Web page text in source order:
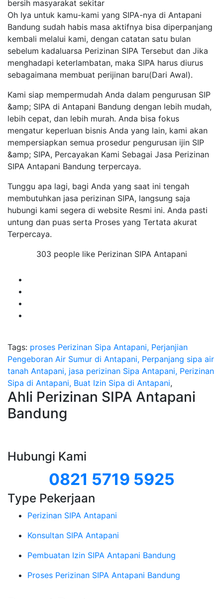
bersih masyarakat sekitar
Oh Iya untuk kamu-kami yang SIPA-nya di Antapani
Bandung sudah habis masa aktifnya bisa diperpanjang
kembali melalui kami, dengan catatan satu bulan
sebelum kadaluarsa Perizinan SIPA Tersebut dan Jika
menghadapi keterlambatan, maka SIPA harus diurus
sebagaimana membuat perijinan baru(Dari Awal).
Kami siap mempermudah Anda dalam pengurusan SIP
&amp; SIPA di Antapani Bandung dengan lebih mudah,
lebih cepat, dan lebih murah. Anda bisa fokus
mengatur keperluan bisnis Anda yang lain, kami akan
mempersiapkan semua prosedur pengurusan ijin SIP
&amp; SIPA, Percayakan Kami Sebagai Jasa Perizinan
SIPA Antapani Bandung terpercaya.
Tunggu apa lagi, bagi Anda yang saat ini tengah
membutuhkan jasa perizinan SIPA, langsung saja
hubungi kami segera di website Resmi ini. Anda pasti
untung dan puas serta Proses yang Tertata akurat
Terpercaya.
303 people like Perizinan SIPA Antapani
Tags: proses Perizinan Sipa Antapani, Perjanjian
Pengeboran Air Sumur di Antapani, Perpanjang sipa air
tanah Antapani, jasa perizinan Sipa Antapani, Perizinan
Sipa di Antapani, Buat Izin Sipa di Antapani,
Ahli Perizinan SIPA Antapani
Bandung
Hubungi Kami
0821 5719 5925
Type Pekerjaan
Perizinan SIPA Antapani
Konsultan SIPA Antapani
Pembuatan Izin SIPA Antapani Bandung
Proses Perizinan SIPA Antapani Bandung